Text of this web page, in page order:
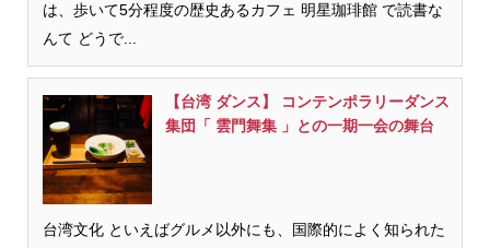
は、歩いて5分程度の歴史あるカフェ 明星珈琲館 で読書な
んて どうで...
【台湾 ダンス】 コンテンポラリーダンス
集団「 雲門舞集 」との一期一会の舞台
台湾文化 といえばグルメ以外にも、国際的によく知られた